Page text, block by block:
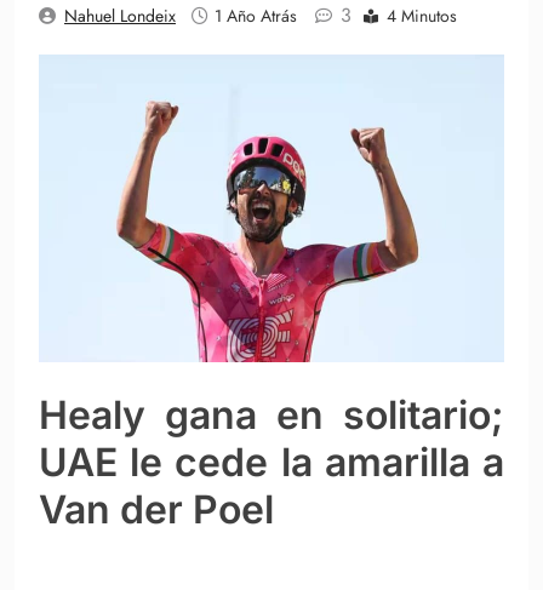
Nahuel Londeix 1 Año Atrás 3 4 Minutos
Healy gana en solitario;
UAE le cede la amarilla a
Van der Poel